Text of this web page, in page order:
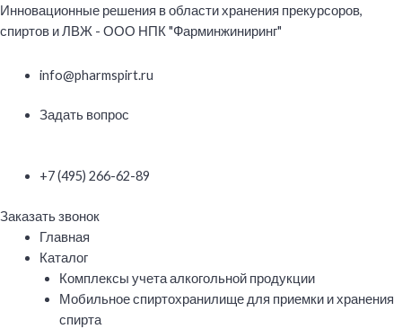
Перейти
к
Инновационные решения в области хранения прекурсоров,
спиртов и ЛВЖ - ООО НПК "Фарминжиниринг"
info@pharmspirt.ru
Задать вопрос
+7 (495) 266-62-89
Заказать звонок
Меню
Главная
Каталог
Комплексы учета алкогольной продукции
Мобильное спиртохранилище для приемки и хранения
спирта